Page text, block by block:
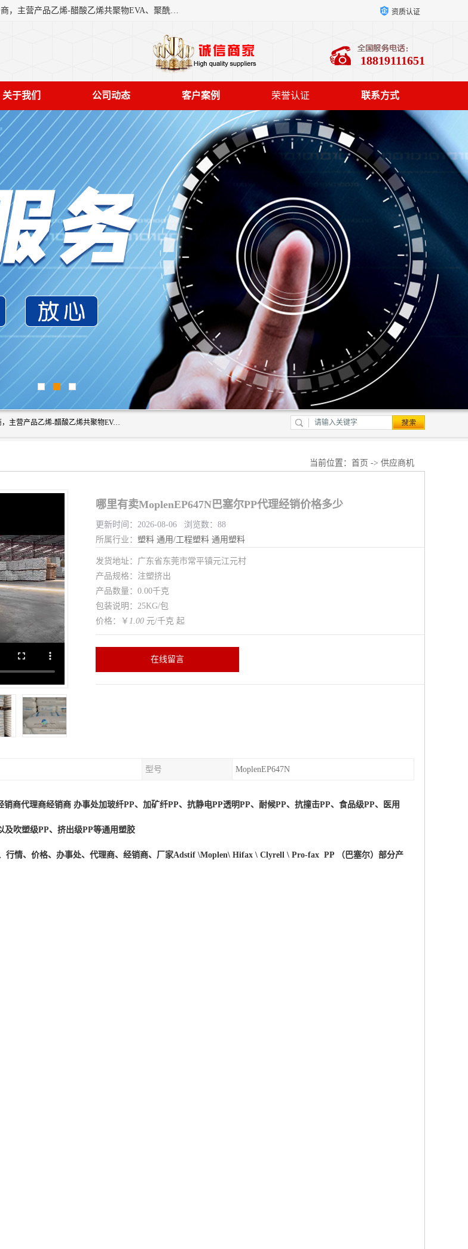
东莞市恒屹国际贸易有限公司（简称：恒屹国际）是一家石化原料综合营销服务商，主营产品乙烯-醋酸乙烯共聚物EVA、聚酰胺PA（尼龙）、醚酯型热塑弹性体TPEE等，公司秉承以市场为导向的战略思想，致力于大宗石化原料在中国市场的营销服务业务，为客户提供一站式的全面服务。 资质认证
18819111651
关于我们 公司动态 客户案例 荣誉认证 联系方式
东莞市恒屹国际贸易有限公司（简称：恒屹国际）是一家石化原料综合营销服务商，主营产品乙烯-醋酸乙烯共聚物EVA、聚酰胺PA（尼龙）、醚酯型热塑弹性体TPEE等，公司秉承以市场为导向的战略思想，致力于大宗石化原料在中国市场的营销服务业务，为客户提供一站式的全面服务。
当前位置： 首页 -> 供应商机
哪里有卖MoplenEP647N巴塞尔PP代理经销价格多少
更新时间：2026-08-06 浏览数：88
所属行业： 塑料 通用/工程塑料 通用塑料
发货地址：广东省东莞市常平镇元江元村
产品规格：注塑挤出
产品数量：0.00千克
包装说明：25KG/包
价格：￥ 1.00 元/千克 起
在线留言
型号 MoplenEP647N
销商代理商经销商 办事处加玻纤PP、加矿纤PP、抗静电PP透明PP、耐候PP、抗撞击PP、食品级PP、医用
及吹塑级PP、挤出级PP等通用塑胶
行情、价格、办事处、代理商、经销商、厂家Adstif \Moplen\ Hifax \ Clyrell \ Pro-fax PP （巴塞尔）部分产